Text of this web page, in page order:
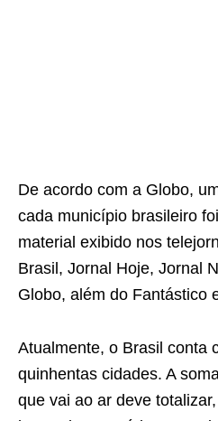
De acordo com a Globo,
cada município brasileiro
material exibido nos
Brasil, Jornal Hoje, Jornal
Globo, além do Fantástico
Atualmente, o Brasil conta
quinhentas cidades. A
que vai ao ar deve